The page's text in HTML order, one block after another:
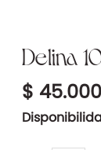
Delina
$
Delina
-
Tipo